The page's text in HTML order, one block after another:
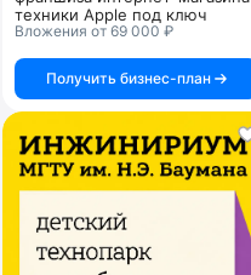
техники Apple под ключ
Вложения от 69 000 ₽
Получить бизнес-план